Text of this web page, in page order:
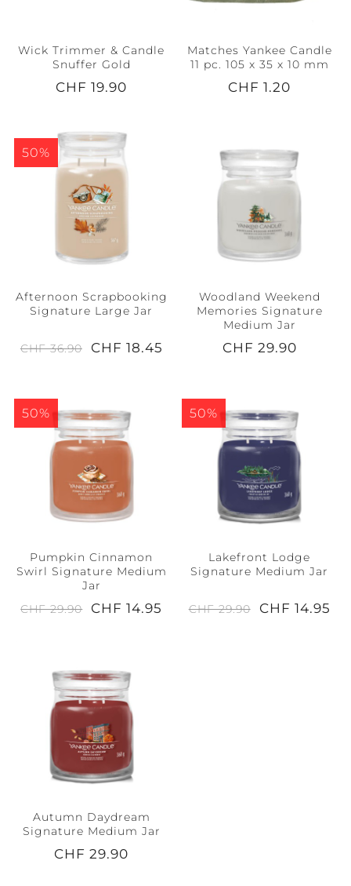
Wick Trimmer & Candle
Snuffer Gold
CHF 19.90
Matches Yankee Candle
11 pc. 105 x 35 x 10 mm
CHF 1.20
50%
Afternoon Scrapbooking
Signature Large Jar
CHF 36.90 CHF 18.45
Woodland Weekend
Memories Signature
Medium Jar
CHF 29.90
50%
Pumpkin Cinnamon
Swirl Signature Medium
Jar
CHF 29.90
CHF 14.95
50%
Lakefront Lodge
Signature Medium Jar
CHF 29.90 CHF 14.95
Autumn Daydream
Signature Medium Jar
CHF 29.90